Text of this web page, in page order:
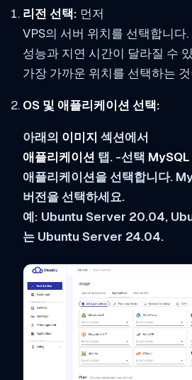
리전 선택: 먼저
VPS의 서버 위치를 선택합니다
성능과 지연 시간이 달라질 수
가장 가까운 위치를 선택하는
OS 및 애플리케이션 선택:
아래의 이미지 섹션에서
애플리케이션 탭. -선택
애플리케이션을 선택합니다.
버전을 선택하세요.
예: Ubuntu Server 20.04,
는 Ubuntu Server 24.04.